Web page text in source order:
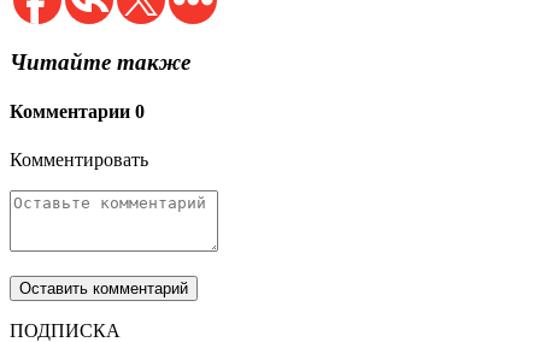
Читайте также
Комментарии 0
Комментировать
ПОДПИСКА